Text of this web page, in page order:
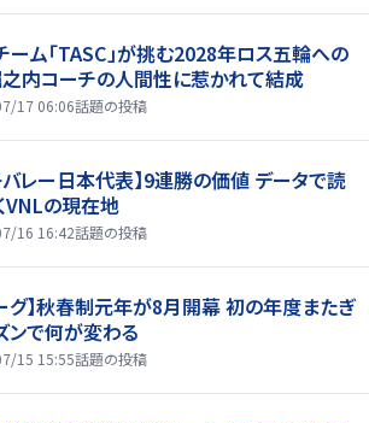
ーム「TASC」が挑む2028年ロス五輪への
之内コーチの人間性に惹かれて結成
17 06:06話題の投稿
バレー日本代表】9連勝の価値 データで読
VNLの現在地
16 16:42話題の投稿
グ】秋春制元年が8月開幕 初の年度またぎ
ンで何が変わる
15 15:55話題の投稿